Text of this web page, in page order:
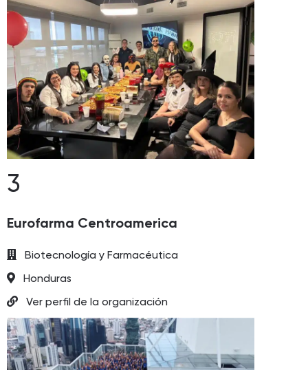
3
Eurofarma Centroamerica
Biotecnología y Farmacéutica
Honduras
Ver perfil de la organización